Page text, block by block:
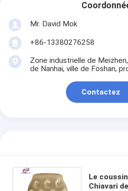
Mr. David Mok
+86-13380276258
Zone industrielle de
de Nanhai, ville de Foshan,
Contactez
Le
Chiavari